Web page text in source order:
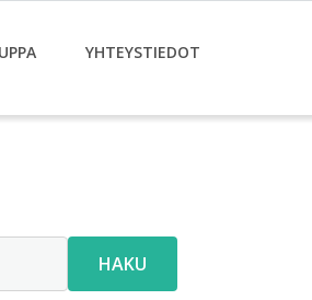
YHTEYSTIEDOT
HAKU